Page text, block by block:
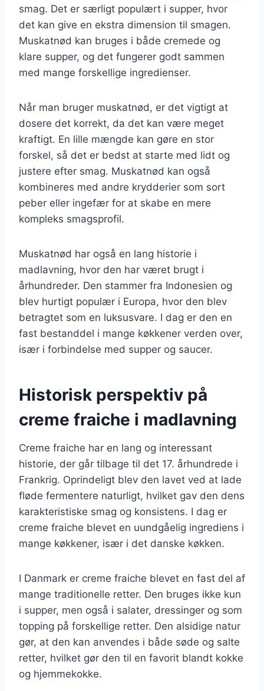
smag. Det er særligt populært i supper, hvor
det kan give en ekstra dimension til smagen.
Muskatnød kan bruges i både cremede og
klare supper, og det fungerer godt sammen
med mange forskellige ingredienser.
Når man bruger muskatnød, er det vigtigt at
dosere det korrekt, da det kan være meget
kraftigt. En lille mængde kan gøre en stor
forskel, så det er bedst at starte med lidt og
justere efter smag. Muskatnød kan også
kombineres med andre krydderier som sort
peber eller ingefær for at skabe en mere
kompleks smagsprofil.
Muskatnød har også en lang historie i
madlavning, hvor den har været brugt i
århundreder. Den stammer fra Indonesien og
blev hurtigt populær i Europa, hvor den blev
betragtet som en luksusvare. I dag er den en
fast bestanddel i mange køkkener verden over,
især i forbindelse med supper og saucer.
Historisk perspektiv på
creme fraiche i madlavning
Creme fraiche har en lang og interessant
historie, der går tilbage til det 17. århundrede i
Frankrig. Oprindeligt blev den lavet ved at lade
fløde fermentere naturligt, hvilket gav den dens
karakteristiske smag og konsistens. I dag er
creme fraiche blevet en uundgåelig ingrediens i
mange køkkener, især i det danske køkken.
I Danmark er creme fraiche blevet en fast del af
mange traditionelle retter. Den bruges ikke kun
i supper, men også i salater, dressinger og som
topping på forskellige retter. Den alsidige natur
gør, at den kan anvendes i både søde og salte
retter, hvilket gør den til en favorit blandt kokke
og hjemmekokke.